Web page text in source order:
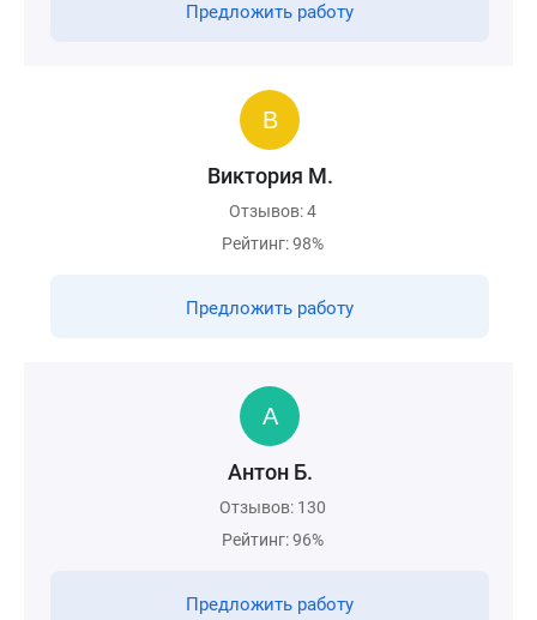
Предложить работу
Виктория М.
Отзывов: 4
Рейтинг: 98%
Предложить работу
Антон Б.
Отзывов: 130
Рейтинг: 96%
Предложить работу